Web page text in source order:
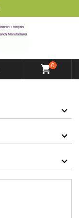
shopping_cart0